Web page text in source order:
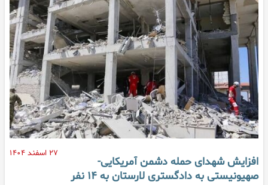
۲۷ اسفند ۱۴۰۴
افزایش شهدای حمله دشمن آمریکایی-
صهیونیستی به دادگستری لارستان به ۱۴ نفر